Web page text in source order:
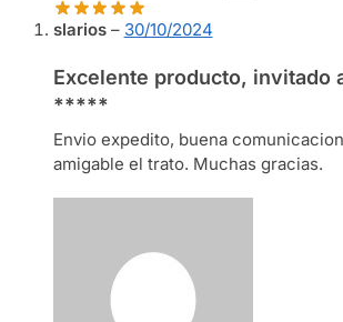
slarios – 30/10/2024
Excelente producto, invitado
*****
Envio expedito, buena
amigable el trato. Muchas gracias.